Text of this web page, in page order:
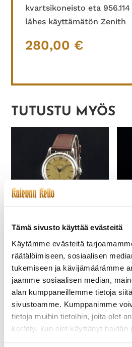
Tämä sivusto käyttää evästeitä
Käytämme evästeitä
räätälöimiseen, sosiaalisen
tukemiseen ja kävijämäärämme
jaamme sosiaalisen median,
alan kumppaneillemme tietoja
sivustoamme. Kumppanimme
tietoja muihin tietoihin, joita olet
kerätty, kun olet käyttänyt heidän
kvartsikoneisto eta 956.114
lähes käyttämätön Zenith
280,00 €
TUTUSTU MYÖS
MIDO-008 MULTIFORT
225,00€